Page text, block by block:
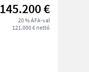
145.200 €
20 % ÁFA-val
121.000 € nettó